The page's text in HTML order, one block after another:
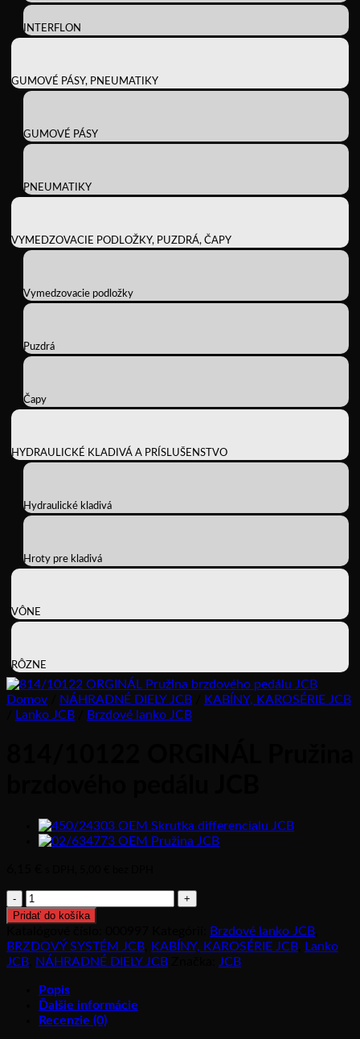
INTERFLON
GUMOVÉ PÁSY, PNEUMATIKY
GUMOVÉ PÁSY
PNEUMATIKY
VYMEDZOVACIE PODLOŽKY, PUZDRÁ, ČAPY
Vymedzovacie podložky
Puzdrá
Čapy
HYDRAULICKÉ KLADIVÁ A PRÍSLUŠENSTVO
Hydraulické kladivá
Hroty pre kladivá
VÔNE
RÔZNE
Domov NÁHRADNÉ DIELY JCB
KABÍNY, KAROSÉRIE JCB
Lanko JCB Brzdové lanko JCB
množstvo
814/10122
ORGINÁL
Pružina
brzdového
JCB
Pridať do košíka
Brzdové lanko JCB
BRZDOVÝ SYSTÉM JCB
KABÍNY, KAROSÉRIE JCB
Lanko
JCB
NÁHRADNÉ DIELY JCB JCB
Popis
Ďalšie informácie
Recenzie (0)